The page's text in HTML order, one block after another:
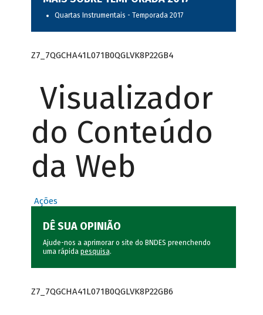
Quartas Instrumentais - Temporada 2017
Z7_7QGCHA41L071B0QGLVK8P22GB4
Visualizador
do Conteúdo
da Web
Ações
DÊ SUA OPINIÃO
Ajude-nos a aprimorar o site do BNDES preenchendo
uma rápida pesquisa.
Z7_7QGCHA41L071B0QGLVK8P22GB6